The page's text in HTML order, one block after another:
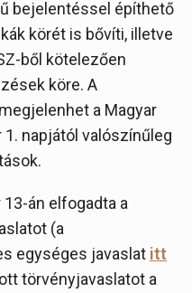
bejelentéssel építhető
körét is bővíti, illetve
ből kötelezően
köre. A
a Magyar
napjától valószínűleg
án elfogadta a
(a
egységes javaslat itt
törvényjavaslatot a